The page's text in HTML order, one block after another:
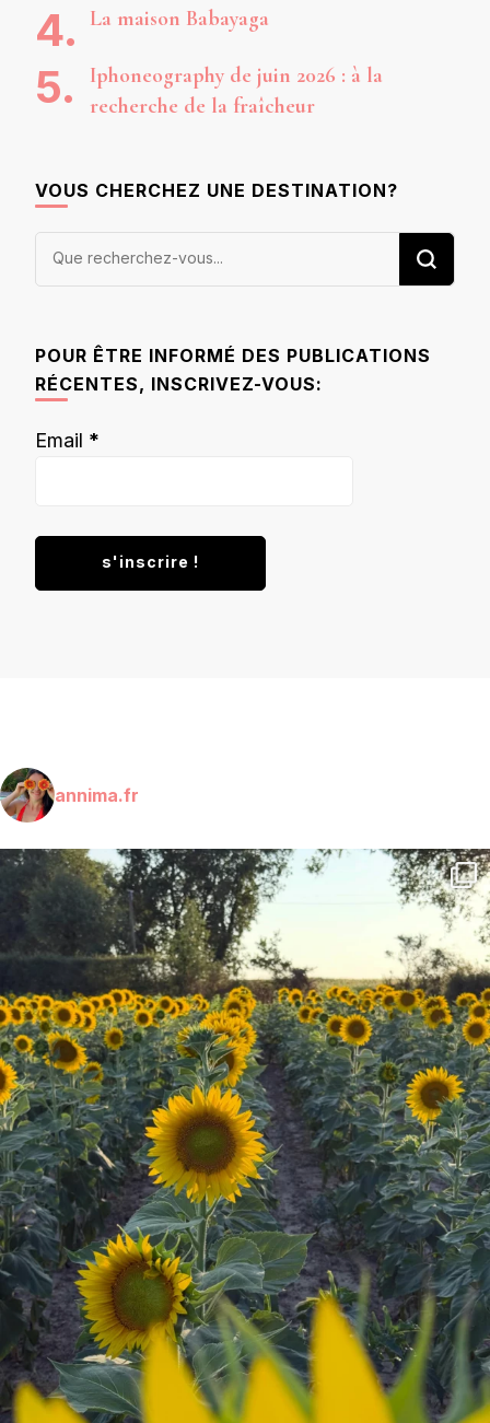
La maison Babayaga
Iphoneography de juin 2026 : à la
recherche de la fraîcheur
VOUS CHERCHEZ UNE DESTINATION?
Vous
POUR ÊTRE INFORMÉ DES PUBLICATIONS
RÉCENTES, INSCRIVEZ-VOUS:
Email *
annima.fr